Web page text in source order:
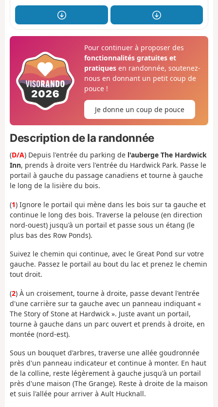
Pour continuer à proposer des
fonctionnalités gratuites et
pratiquesen randonnée, soutenez-
nous en donnant un petit coup de
pouce !
Je donne un coup de pouce
Description de la randonnée
(D/A) Depuis l'entrée du parking de l'auberge The Hardwick
Inn, prends à droite vers l'entrée du Hardwick Park. Passe le
portail à gauche du passage canadiens et tourne à gauche
le long de la lisière du bois.
(1) Ignore le portail qui mène dans les bois sur ta gauche et
continue le long des bois. Traverse la pelouse (en direction
nord-ouest) jusqu'à un portail et passe sous un étang (le
plus bas des Row Ponds).
Suivez le chemin qui continue, avec le Great Pond sur votre
gauche. Passez le portail au bout du lac et prenez le chemin
tout droit.
(2) À un croisement, tourne à droite, passe devant l'entrée
d'une carrière sur ta gauche avec un panneau indiquant «
The Story of Stone at Hardwick ». Juste avant un portail,
tourne à gauche dans un parc ouvert et prends à droite, en
montée (nord-est).
Sous un bouquet d'arbres, traverse une allée goudronnée
près d'un panneau indicateur et continue à monter. En haut
de la colline, reste légèrement à gauche jusqu'à un portail
près d'une maison (The Grange). Reste à droite de la maison
et suis l'allée pour arriver à Ault Hucknall.